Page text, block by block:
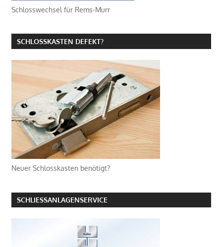
Schlosswechsel für Rems-Murr
SCHLOSSKASTEN DEFEKT?
Neuer Schlosskasten benötigt?
SCHLIESSANLAGENSERVICE